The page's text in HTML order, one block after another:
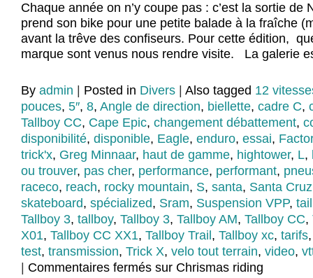
Chaque année on n’y coupe pas : c’est la sortie de
prend son bike pour une petite balade à la fraîche
avant la trêve des confiseurs. Pour cette édition,
marque sont venus nous rendre visite. La galerie
By admin Posted in Divers Also tagged 12
pouces, 5″, 8, Angle de direction, biellette, cadre C,
Tallboy CC, Cape Epic, changement débattement,
disponibilité, disponible, Eagle, enduro, essai,
trick'x, Greg Minnaar, haut de gamme, hightower, L,
ou trouver, pas cher, performance, performant,
raceco, reach, rocky mountain, S, santa, Santa Cruz
skateboard, spécialized, Sram, Suspension VPP,
Tallboy 3, tallboy, Tallboy 3, Tallboy AM, Tallboy CC,
X01, Tallboy CC XX1, Tallboy Trail , Tallboy xc, tarifs
test, transmission, Trick X, velo tout terrain, video,
Commentaires fermés sur Chrismas riding